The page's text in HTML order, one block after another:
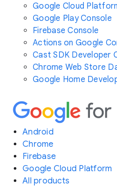
Google Cloud
Google Play Console
Firebase Console
Actions on Google
Cast SDK Developer
Chrome Web Store
Google Home
Android
Chrome
Firebase
Google Cloud Platform
All products